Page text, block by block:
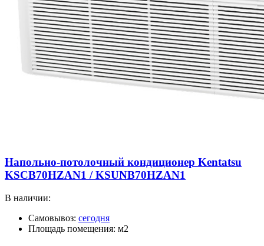
Напольно-потолочный кондиционер Kentatsu
KSCB70HZAN1 / KSUNB70HZAN1
В наличии:
Самовывоз: сегодня
Площадь помещения: м2